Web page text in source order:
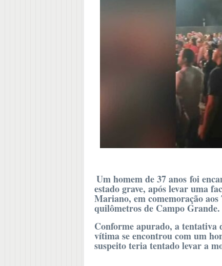
Um homem de 37 anos foi
estado grave, após levar uma
Mariano, em comemoração
quilômetros de Campo Grande.
Conforme apurado, a tentativa
vítima se encontrou com um
suspeito teria tentado levar a